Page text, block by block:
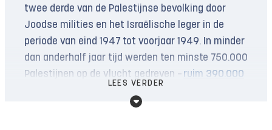
twee derde van de Palestijnse bevolking door
Joodse milities en het Israëlische leger in de
periode van eind 1947 tot voorjaar 1949. In minder
dan anderhalf jaar tijd werden ten minste 750.000
Palestijnen op de vlucht gedreven – ruim 390.000
14 mei 1948, de dag voordat legers uit Arabische
LEES VERDER